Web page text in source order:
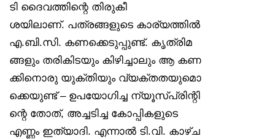
ടി ദൈവത്തിന്റെ തിരുകീ
ശയിലാണ്. പത്രങ്ങളുടെ കാര്യത്തിൽ
എ.ബി.സി. കണക്കെടുപ്പുണ്ട്. കൃത്രിമ
ങ്ങളും തരികിടയും കിഴിച്ചാലും ആ കണ
ക്കിനൊരു യുക്തിയും വ്യക്തതയുമൊ
ക്കെയുണ്ട് – ഉപയോഗിച്ച ന്യൂസ്പ്രിന്റി
ന്റെ തോത്, അച്ചടിച്ച കോപ്പികളുടെ
എണ്ണം ഇത്യാദി. എന്നാൽ ടി.വി. കാഴ്ച